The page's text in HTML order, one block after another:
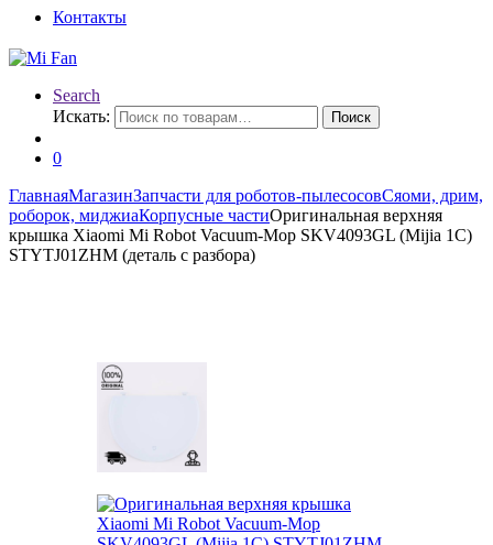
Контакты
Search
Искать:
Поиск
0
ГлавнаяМагазинЗапчасти для роботов-пылесосовСяоми, дрим,
роборок, миджиаКорпусные частиОригинальная верхняя
крышка Xiaomi Mi Robot Vacuum-Mop SKV4093GL (Mijia 1C)
STYTJ01ZHM (деталь с разбора)